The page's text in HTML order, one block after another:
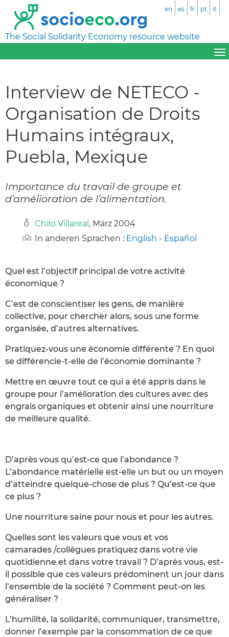
The Social Solidarity Economy resource website
en es fr pt it
Interview de NETECO -
Organisation de Droits
Humains intégraux,
Puebla, Mexique
Importance du travail de groupe et
d’amélioration de l’alimentation.
Chilo Villareal , März 2004
In anderen Sprachen : English - Español
Quel est l’objectif principal de votre activité
économique ?
C’est de conscientiser les gens, de manière
collective, pour chercher alors, sous une forme
organisée, d’autres alternatives.
Pratiquez-vous une économie différente ? En quoi
se différencie-t-elle de l’économie dominante ?
Mettre en œuvre tout ce qui a été appris dans le
groupe pour l’amélioration des cultures avec des
engrais organiques et obtenir ainsi une nourriture
de meilleure qualité.
D’après vous qu’est-ce que l’abondance ?
L’abondance matérielle est-elle un but ou un moyen
d’atteindre quelque-chose de plus ? Qu’est-ce que
ce plus ?
Une nourriture saine pour nous et pour les autres.
Quelles sont les valeurs que vous et vos
camarades /collègues pratiquez dans votre vie
quotidienne et dans votre travail ? D’après vous, est-
il possible que ces valeurs prédominent un jour dans
l’ensemble de la société ? Comment peut-on les
généraliser ?
L’humilité, la solidarité, communiquer, transmettre,
donner l’exemple par la consommation de ce que